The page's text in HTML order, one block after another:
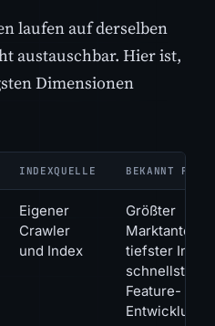
laufen auf derselben
austauschbar. Hier ist,
Dimensionen
INDEXQUELLE BEKANNT FÜR
Eigener
Crawler
und Index
Größter
Marktanteil,
tiefster Index,
schnellste
Feature-
Entwicklung